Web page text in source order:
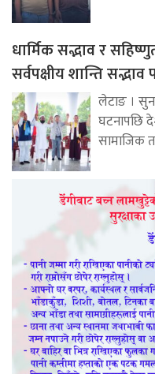
धार्मिक सद्भाव र
सर्वपक्षीय शान्ति सद्भाव
लेटाङ ।
घटनापछि
सामाजिक